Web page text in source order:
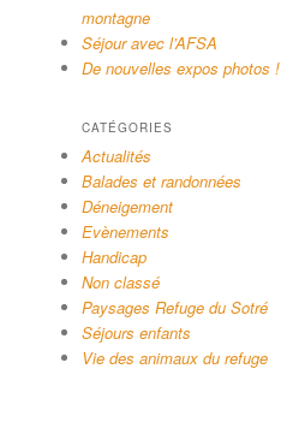
montagne
Séjour avec l’AFSA
De nouvelles expos photos !
CATÉGORIES
Actualités
Balades et randonnées
Déneigement
Evènements
Handicap
Non classé
Paysages Refuge du Sotré
Séjours enfants
Vie des animaux du refuge